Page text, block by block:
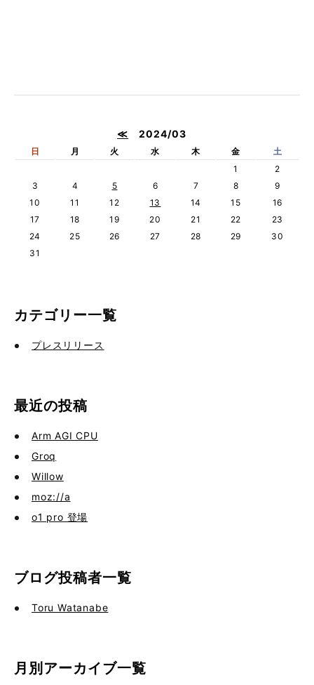
≪ 2024/03
日 月 火 水 木 金
土
1
2
3
4 5 6 7 8
9
10
11 12 13 14 15
16
17
18 19 20 21 22
23
24
25 26 27 28 29
30
31
カテゴリー一覧
プレスリリース
最近の投稿
Arm AGI CPU
Groq
Willow
moz://a
o1 pro 登場
ブログ投稿者一覧
Toru Watanabe
月別アーカイブ一覧